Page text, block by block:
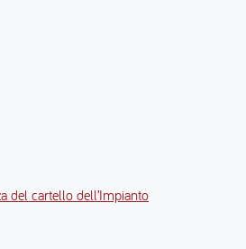
del cartello dell’Impianto